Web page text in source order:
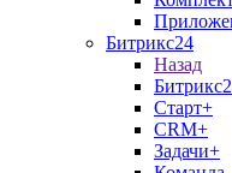
Битрикс24
Назад
Старт+
CRM+
Задачи+